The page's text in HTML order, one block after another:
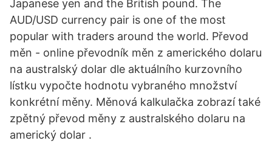
Japanese yen and the British pound. The
AUD/USD currency pair is one of the most
popular with traders around the world. Převod
měn - online převodník měn z amerického dolaru
na australský dolar dle aktuálního kurzovního
lístku vypočte hodnotu vybraného množství
konkrétní měny. Měnová kalkulačka zobrazí také
zpětný převod měny z australského dolaru na
americký dolar .